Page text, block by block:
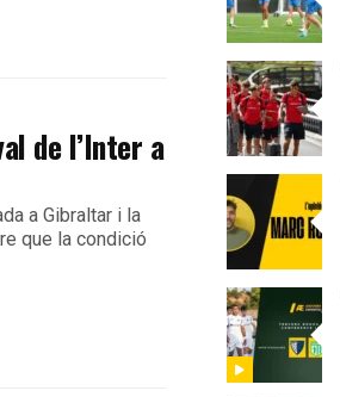
de l’Inter a
a Gibraltar i la
que la condició